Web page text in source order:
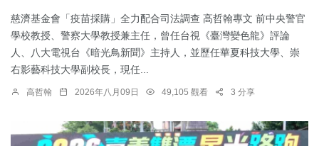
慈濟基金會「疫苗採購」全力配合司法調查 高哲翰專文 前中央警官
學校教授、警察大學教授兼主任，曾任台視《臺灣變色龍》評論
人、八大電視台《暗光鳥新聞》主持人，並歷任華夏科技大學、崇
右影藝科技大學副校長，現任...
高哲翰 2026年八月09日 49,105 觀看 3 分享